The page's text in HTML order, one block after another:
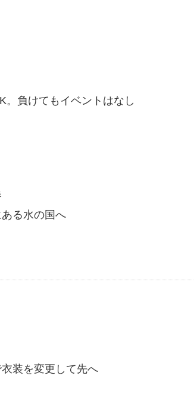
。負けてもイベントはなし
る水の国へ
装を変更して先へ